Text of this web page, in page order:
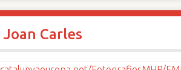
Carles